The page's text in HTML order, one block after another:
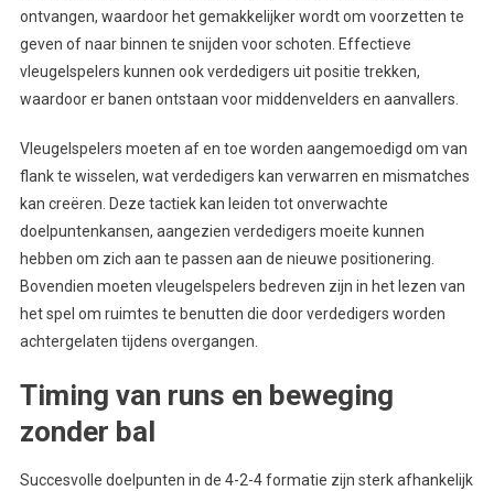
ontvangen, waardoor het gemakkelijker wordt om voorzetten te
geven of naar binnen te snijden voor schoten. Effectieve
vleugelspelers kunnen ook verdedigers uit positie trekken,
waardoor er banen ontstaan voor middenvelders en aanvallers.
Vleugelspelers moeten af en toe worden aangemoedigd om van
flank te wisselen, wat verdedigers kan verwarren en mismatches
kan creëren. Deze tactiek kan leiden tot onverwachte
doelpuntenkansen, aangezien verdedigers moeite kunnen
hebben om zich aan te passen aan de nieuwe positionering.
Bovendien moeten vleugelspelers bedreven zijn in het lezen van
het spel om ruimtes te benutten die door verdedigers worden
achtergelaten tijdens overgangen.
Timing van runs en beweging
zonder bal
Succesvolle doelpunten in de 4-2-4 formatie zijn sterk afhankelijk